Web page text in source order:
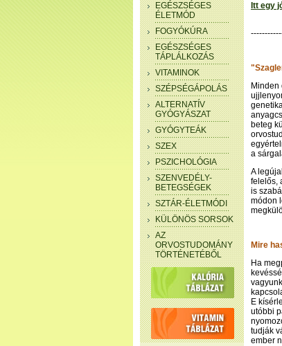
EGÉSZSÉGES
ÉLETMÓD
FOGYÓKÚRA
EGÉSZSÉGES
TÁPLÁLKOZÁS
VITAMINOK
SZÉPSÉGÁPOLÁS
ALTERNATÍV
GYÓGYÁSZAT
GYÓGYTEÁK
SZEX
PSZICHOLÓGIA
SZENVEDÉLY-
BETEGSÉGEK
SZTÁR-ÉLETMÓDI
KÜLÖNÖS SORSOK
AZ
ORVOSTUDOMÁNY
TÖRTÉNETÉBŐL
Itt egy
Minden
beteg
a
A
felelős,
is
módon
Mire
Ha
E
utóbbi
tudják
ember